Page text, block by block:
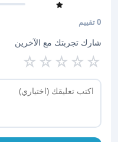
0 تقييم
شارك تجربتك مع الآخرين
☆
☆
☆
☆
☆